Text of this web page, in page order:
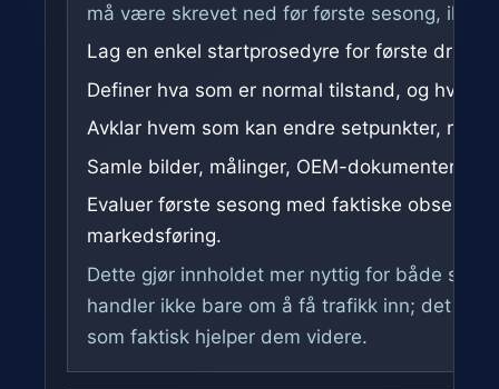
må være skrevet ned før første sesong, ikke
Lag en enkel startprosedyre for første
Definer hva som er normal tilstand, og hva
Avklar hvem som kan endre setpunkter,
Samle bilder, målinger, OEM-dokumenter og
Evaluer første sesong med faktiske
markedsføring.
Dette gjør innholdet mer nyttig for både
handler ikke bare om å få trafikk inn; det
som faktisk hjelper dem videre.